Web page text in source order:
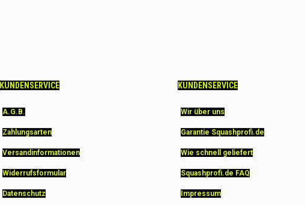
KUNDENSERVICE
A.G.B.
Zahlungsarten
Versandinformationen
Widerrufsformular
Datenschutz
KUNDENSERVICE
Wir über uns
Garantie Squashprofi.de
Wie schnell geliefert
Squashprofi.de FAQ
Impressum